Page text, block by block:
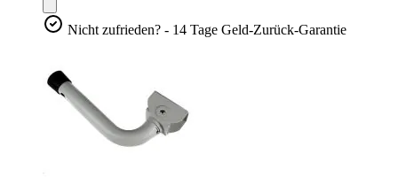
Nicht zufrieden? - 14 Tage Geld-Zurück-Garantie